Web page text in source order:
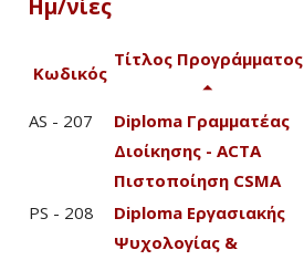
Ημ/νίες
Κωδικός
Τίτλος Προγράμματος
AS - 207
Diploma Γραμματέας
Διοίκησης - ACTA
Πιστοποίηση CSMA
PS - 208
Diploma Εργασιακής
Ψυχολογίας &